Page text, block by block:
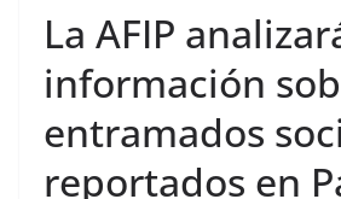
La AFIP
información
entramados
reportados en